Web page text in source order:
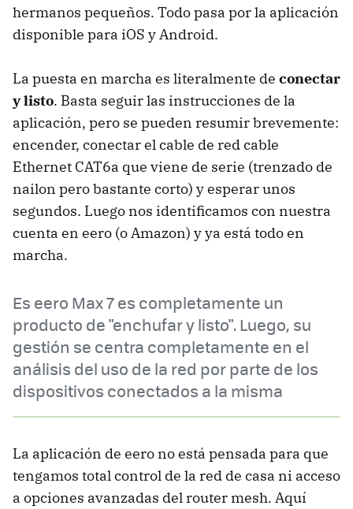
hermanos pequeños. Todo pasa por la aplicación
disponible para iOS y Android.
La puesta en marcha es literalmente de conectar
y listo. Basta seguir las instrucciones de la
aplicación, pero se pueden resumir brevemente:
encender, conectar el cable de red cable
Ethernet CAT6a que viene de serie (trenzado de
nailon pero bastante corto) y esperar unos
segundos. Luego nos identificamos con nuestra
cuenta en eero (o Amazon) y ya está todo en
marcha.
Es eero Max 7 es completamente un
producto de "enchufar y listo". Luego, su
gestión se centra completamente en el
análisis del uso de la red por parte de los
dispositivos conectados a la misma
La aplicación de eero no está pensada para que
tengamos total control de la red de casa ni acceso
a opciones avanzadas del router mesh. Aquí